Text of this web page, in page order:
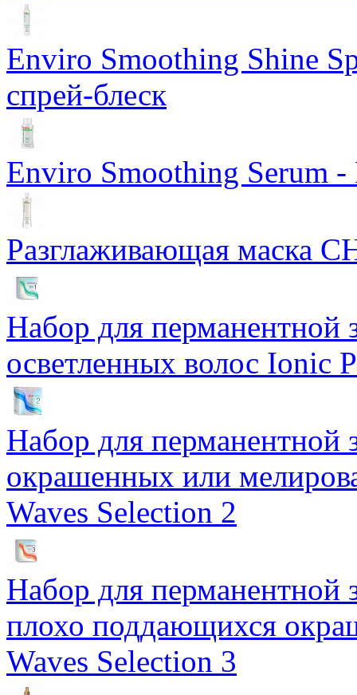
Enviro Smoothing Shine
спрей-блеск
Enviro Smoothing Serum
Разглаживающая маска
Набор для перманентной
осветленных волос Ionic
Набор для перманентной
окрашенных или
Waves Selection 2
Набор для перманентной
плохо поддающихся
Waves Selection 3